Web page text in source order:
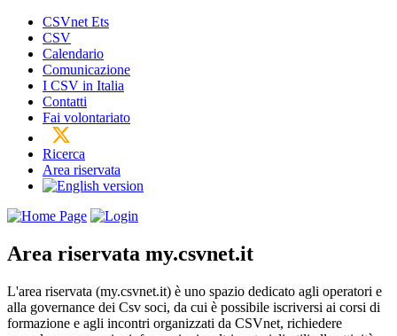
CSVnet Ets
CSV
Calendario
Comunicazione
I CSV in Italia
Contatti
Fai volontariato
Ricerca
Area riservata
Area riservata my.csvnet.it
L'area riservata (my.csvnet.it) è uno spazio dedicato agli operatori e
alla governance dei Csv soci, da cui è possibile iscriversi ai corsi di
formazione e agli incontri organizzati da CSVnet, richiedere